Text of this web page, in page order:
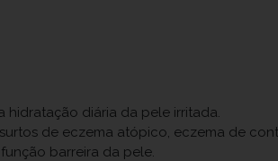
hidratação diária da pele irritada.
de eczema atópico, eczema de
barreira da pele.